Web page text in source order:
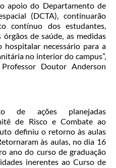
apoio do Departamento de
(DCTA), continuarão
contínuo dos estudantes,
de saúde, as medidas
necessário para a
no interior do campus”,
Doutor Anderson
de ações planejadas
de Risco e Combate ao
definiu o retorno às aulas
às aulas, no dia 16
ano do curso de graduação
inerentes ao Curso de